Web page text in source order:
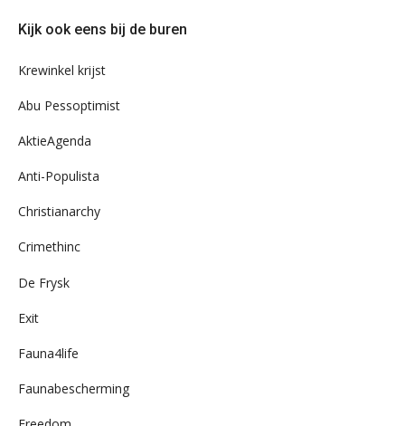
ons
Kijk ook eens bij de buren
Krewinkel krijst
Abu Pessoptimist
AktieAgenda
Anti-Populista
Christianarchy
Crimethinc
De Frysk
Exit
Fauna4life
Faunabescherming